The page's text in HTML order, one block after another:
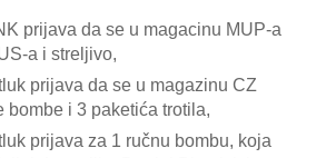
prijava da se u magacinu MUP-a
a i streljivo,
prijava da se u magazinu CZ
bombe i 3 paketića trotila,
prijava za 1 ručnu bombu, koja